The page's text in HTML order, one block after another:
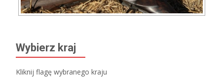
Wybierz kraj
Kliknij flagę wybranego kraju